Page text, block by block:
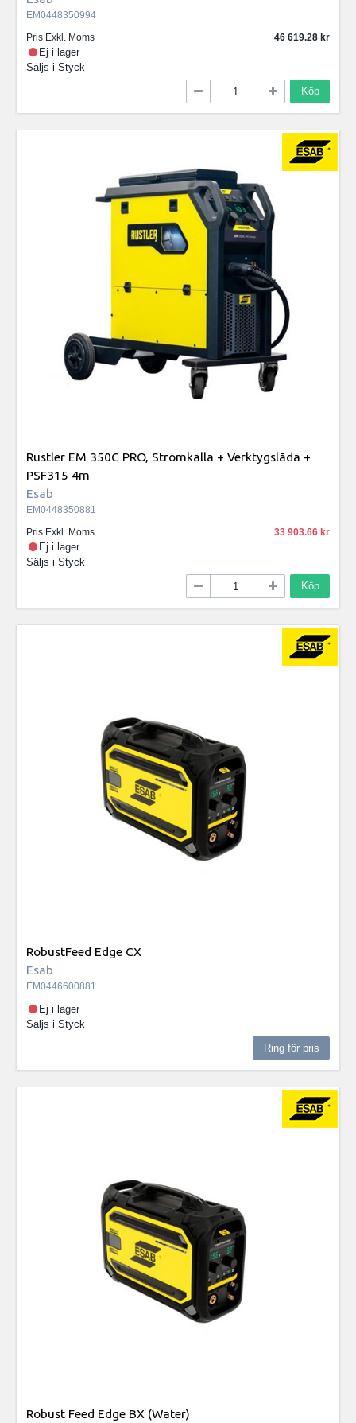
EM0448350994
Pris Exkl. Moms
46 619.28
Ej i lager
Säljs i Styck
Köp
Rustler EM 350C PRO, Strömkälla + Verktygslåda +
PSF315 4m
Esab
EM0448350881
Pris Exkl. Moms
33 903.66
Ej i lager
Säljs i Styck
Köp
RobustFeed Edge CX
Esab
EM0446600881
Ej i lager
Säljs i Styck
Ring för pris
Robust Feed Edge BX (Water)